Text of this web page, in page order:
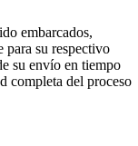
embarcados,
para su respectivo
su envío en tiempo
completa del proceso